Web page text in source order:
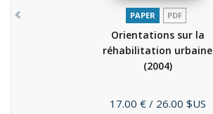
PAPER PDF
Orientations sur la
réhabilitation urbaine
(2004)
Price
17.00 € / 26.00 $US